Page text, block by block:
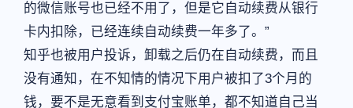
的微信账号也已经不用了，但是它自动续费从银行
卡内扣除，已经连续自动续费一年多了。”
知乎也被用户投诉，卸载之后仍在自动续费，而且
没有通知，在不知情的情况下用户被扣了3个月的
钱，要不是无意看到支付宝账单，都不知道自己当